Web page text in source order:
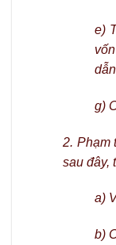
e)
g)
2. Phạm
sau đây,
a)
b)